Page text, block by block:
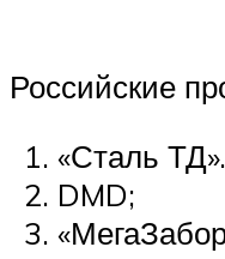
Российские
«Сталь ТД».
DMD;